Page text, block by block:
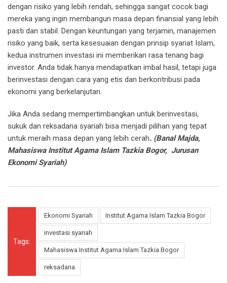
dengan risiko yang lebih rendah, sehingga sangat cocok bagi
mereka yang ingin membangun masa depan finansial yang lebih
pasti dan stabil. Dengan keuntungan yang terjamin, manajemen
risiko yang baik, serta kesesuaian dengan prinsip syariat Islam,
kedua instrumen investasi ini memberikan rasa tenang bagi
investor. Anda tidak hanya mendapatkan imbal hasil, tetapi juga
berinvestasi dengan cara yang etis dan berkontribusi pada
ekonomi yang berkelanjutan.
Jika Anda sedang mempertimbangkan untuk berinvestasi,
sukuk dan reksadana syariah bisa menjadi pilihan yang tepat
untuk meraih masa depan yang lebih cerah. (Banal Majda,
Mahasiswa Institut Agama Islam Tazkia Bogor, Jurusan
Ekonomi Syariah)
Tags:
Ekonomi Syariah Institut Agama Islam Tazkia Bogor
investasi syariah
Mahasiswa Institut Agama Islam Tazkia Bogor
reksadana